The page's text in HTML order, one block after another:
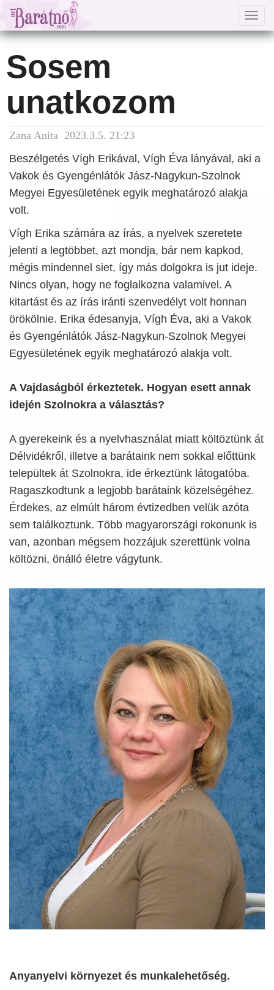
Sosem
unatkozom
Zana Anita 2023.3.5. 21:23
Beszélgetés Vígh Erikával, Vígh Éva lányával, aki a
Vakok és Gyengénlátók Jász-Nagykun-Szolnok
Megyei Egyesületének egyik meghatározó alakja
volt.
Vígh Erika számára az írás, a nyelvek szeretete
jelenti a legtöbbet, azt mondja, bár nem kapkod,
mégis mindennel siet, így más dolgokra is jut ideje.
Nincs olyan, hogy ne foglalkozna valamivel. A
kitartást és az írás iránti szenvedélyt volt honnan
örökölnie. Erika édesanyja, Vígh Éva, aki a Vakok
és Gyengénlátók Jász-Nagykun-Szolnok Megyei
Egyesületének egyik meghatározó alakja volt.
A Vajdaságból érkeztetek. Hogyan esett annak
idején Szolnokra a választás?
A gyerekeink és a nyelvhasználat miatt költöztünk át
Délvidékről, illetve a barátaink nem sokkal előttünk
települtek át Szolnokra, ide érkeztünk látogatóba.
Ragaszkodtunk a legjobb barátaink közelségéhez.
Érdekes, az elmúlt három évtizedben velük azóta
sem találkoztunk. Több magyarországi rokonunk is
van, azonban mégsem hozzájuk szerettünk volna
költözni, önálló életre vágytunk.
Anyanyelvi környezet és munkalehetőség.